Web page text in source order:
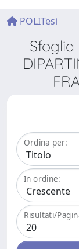
POLITesi
Ordina per:
In ordine:
Risultati/